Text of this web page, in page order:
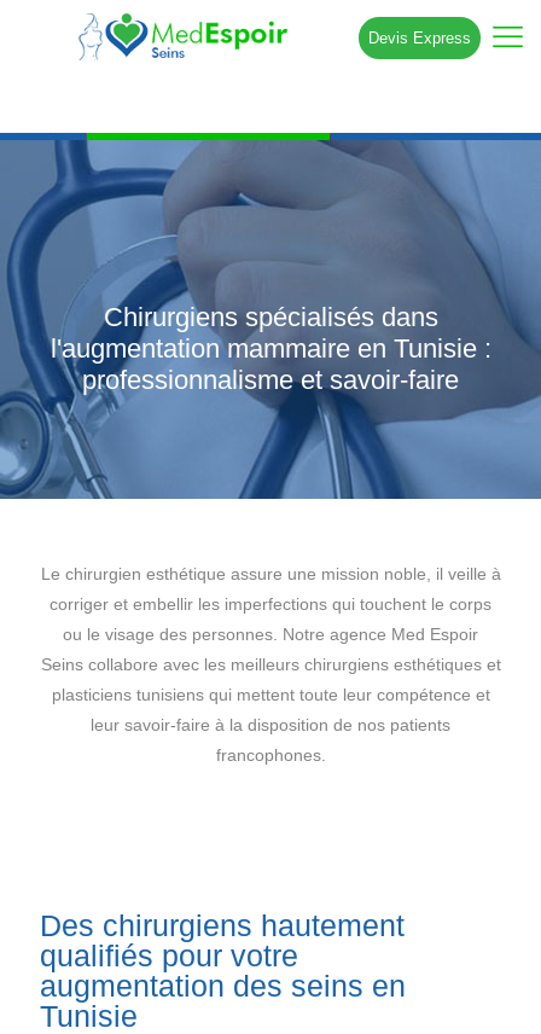
Devis Express
Chirurgiens spécialisés dans
l'augmentation mammaire en Tunisie :
professionnalisme et savoir-faire
Le chirurgien esthétique assure une mission noble, il veille à
corriger et embellir les imperfections qui touchent le corps
ou le visage des personnes. Notre agence Med Espoir
Seins collabore avec les meilleurs chirurgiens esthétiques et
plasticiens tunisiens qui mettent toute leur compétence et
leur savoir-faire à la disposition de nos patients
francophones.
Des chirurgiens hautement
qualifiés pour votre
augmentation des seins en
Tunisie